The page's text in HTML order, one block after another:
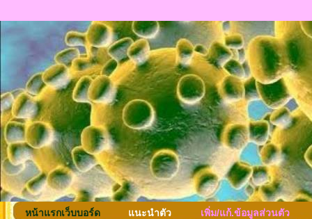
หน้าแรกเว็บบอร์ด แนะนำตัว เพิ่ม/แก้.ข้อมูลส่วนตัว